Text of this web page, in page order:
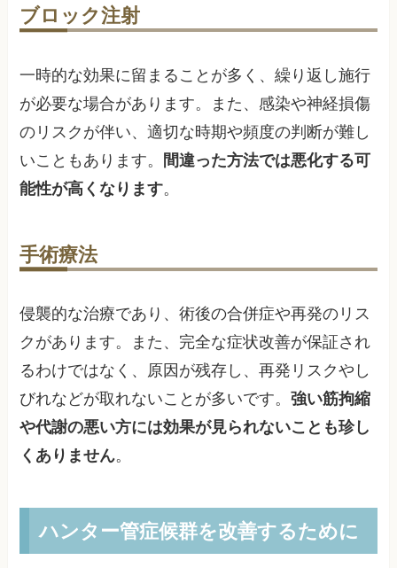
ブロック注射
一時的な効果に留まることが多く、繰り返し施行
が必要な場合があります。また、感染や神経損傷
のリスクが伴い、適切な時期や頻度の判断が難し
いこともあります。
間違った方法では悪化する可
能性が高くなります。
手術療法
侵襲的な治療であり、術後の合併症や再発のリス
クがあります。また、完全な症状改善が保証され
るわけではなく、原因が残存し、再発リスクやし
びれなどが取れないことが多いです。強い筋拘縮
や代謝の悪い方には効果が見られないことも珍し
くありません。
ハンター管症候群を改善するために